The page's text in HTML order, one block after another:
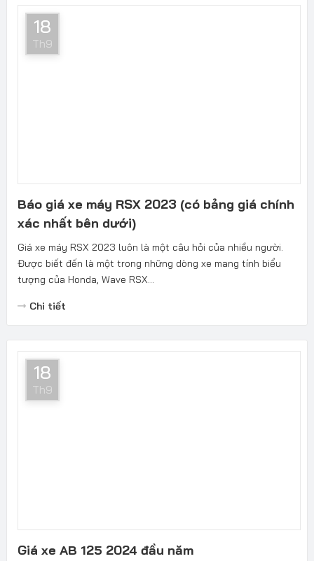
18
Th9
Báo giá xe máy RSX 2023 (có bảng giá chính
xác nhất bên dưới)
Giá xe máy RSX 2023 luôn là một câu hỏi của nhiều người.
Được biết đến là một trong những dòng xe mang tính biểu
tượng của Honda, Wave RSX...
Chi tiết
18
Th9
Giá xe AB 125 2024 đầu năm